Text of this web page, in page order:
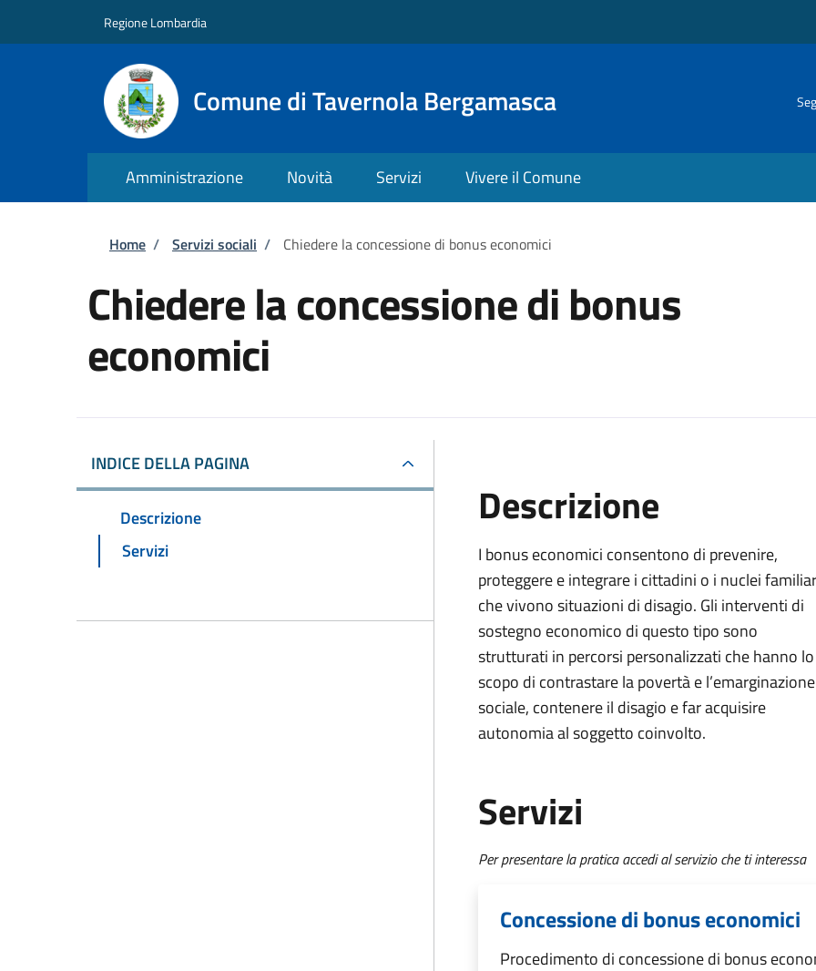
Regione Lombardia
Comune di Tavernola Bergamasca
Amministrazione Novità Servizi Vivere il Comune
Briciole di pane
Home / Servizi sociali / Chiedere la concessione di bonus economici
Chiedere la concessione di bonus
economici
INDICE DELLA PAGINA
Descrizione
Servizi
Descrizione
I bonus economici consentono di prevenire,
proteggere e integrare i cittadini o i nuclei
che vivono situazioni di disagio. Gli interventi di
sostegno economico di questo tipo sono
strutturati in percorsi personalizzati che hanno lo
scopo di contrastare la povertà e l’emarginazione
sociale, contenere il disagio e far acquisire
autonomia al soggetto coinvolto.
Servizi
Per presentare la pratica accedi al servizio che ti interessa
Concessione di bonus economici
Procedimento di concessione di bonus